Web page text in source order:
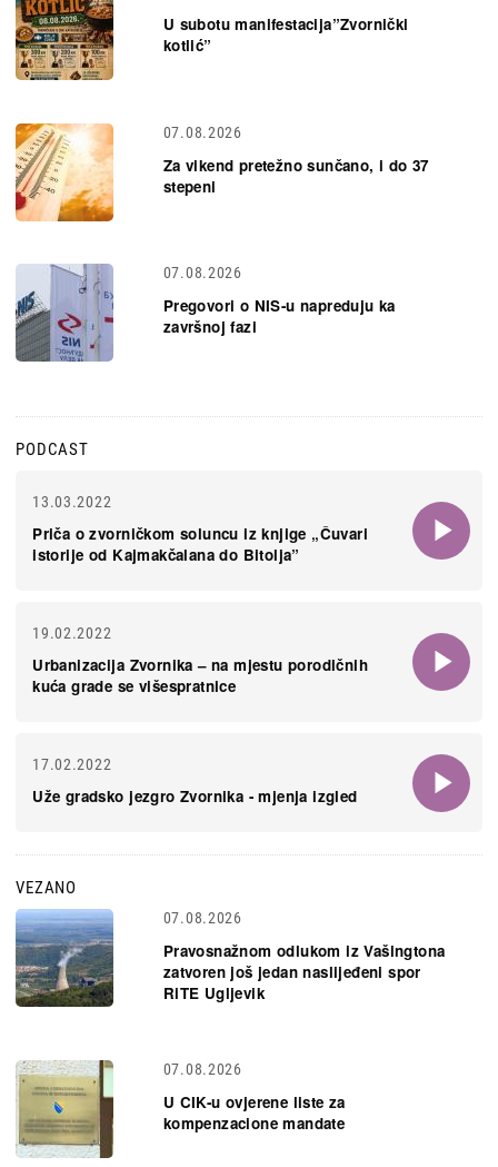
U subotu manifestacija”Zvornički
kotlić”
07.08.2026
Za vikend pretežno sunčano, i do 37
stepeni
07.08.2026
Pregovori o NIS-u napreduju ka
završnoj fazi
PODCAST
13.03.2022
Priča o zvorničkom soluncu iz knjige „Čuvari
istorije od Kajmakčalana do Bitolja”
19.02.2022
Urbanizacija Zvornika – na mjestu porodičnih
kuća grade se višespratnice
17.02.2022
Uže gradsko jezgro Zvornika - mjenja izgled
VEZANO
07.08.2026
Pravosnažnom odlukom iz Vašingtona
zatvoren još jedan naslijeđeni spor
RiTE Ugljevik
07.08.2026
U CIK-u ovjerene liste za
kompenzacione mandate